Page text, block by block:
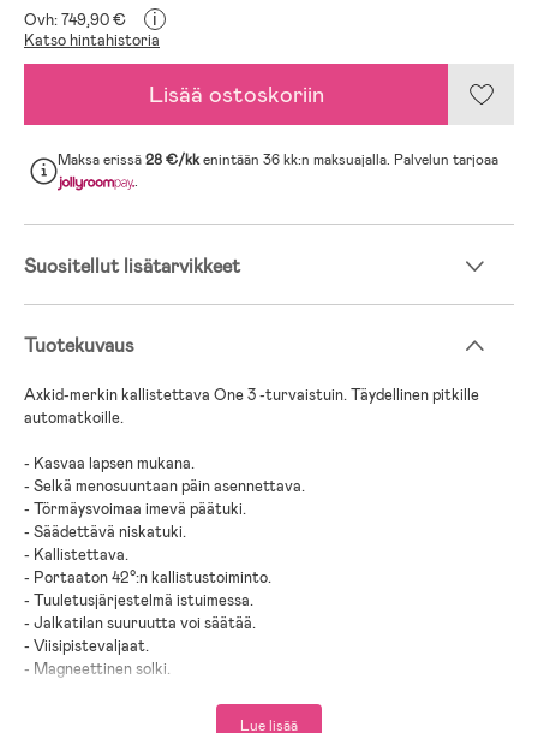
Ovh: 749,90 € i
Katso hintahistoria
Lisää ostoskoriin
Maksa erissä28 €/kkenintään 36 kk:n maksuajalla. Palvelun tarjoaa
.
Suositellut lisätarvikkeet
Tuotekuvaus
Axkid-merkin kallistettava One 3 -turvaistuin. Täydellinen pitkille
automatkoille.
- Kasvaa lapsen mukana.
- Selkä menosuuntaan päin asennettava.
- Törmäysvoimaa imevä päätuki.
- Säädettävä niskatuki.
- Kallistettava.
- Portaaton 42°:n kallistustoiminto.
- Tuuletusjärjestelmä istuimessa.
- Jalkatilan suuruutta voi säätää.
- Viisipistevaljaat.
- Magneettinen solki.
Lue lisää